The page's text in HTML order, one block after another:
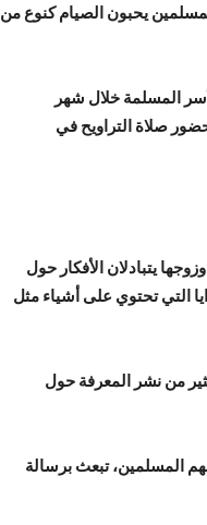
يحبون الصيام كنوع من
المسلمة خلال شهر
صلاة التراويح في
يتبادلان الأفكار حول
التي تحتوي على أشياء مثل
من نشر المعرفة حول
المسلمين، تبعث برسالة